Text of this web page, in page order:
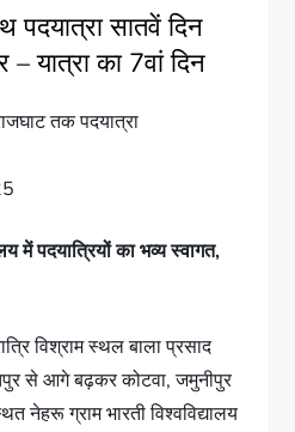
सातवें दिन
– यात्रा का 7वां दिन
तक पदयात्रा
में पदयात्रियों का भव्य स्वागत,
विश्राम स्थल बाला प्रसाद
से आगे बढ़कर कोटवा, जमुनीपुर
नेहरू ग्राम भारती विश्वविद्यालय